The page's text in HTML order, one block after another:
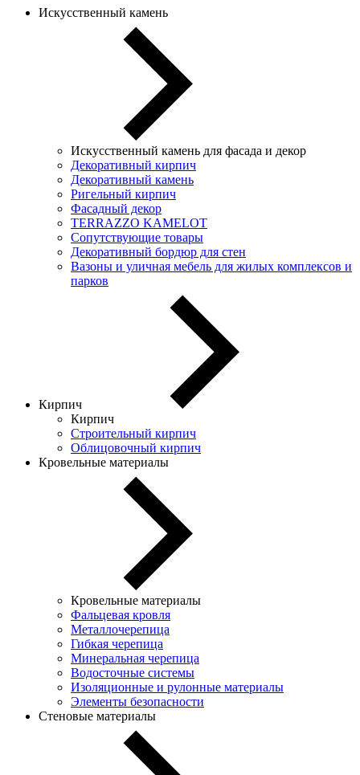
Искусственный камень
Искусственный камень для фасада и декор
Декоративный кирпич
Декоративный камень
Ригельный кирпич
Фасадный декор
TERRAZZO KAMELOT
Сопутствующие товары
Декоративный бордюр для стен
Вазоны и уличная мебель для жилых комплексов и
парков
Кирпич
Кирпич
Строительный кирпич
Облицовочный кирпич
Кровельные материалы
Кровельные материалы
Фальцевая кровля
Металлочерепица
Гибкая черепица
Минеральная черепица
Водосточные системы
Изоляционные и рулонные материалы
Элементы безопасности
Стеновые материалы